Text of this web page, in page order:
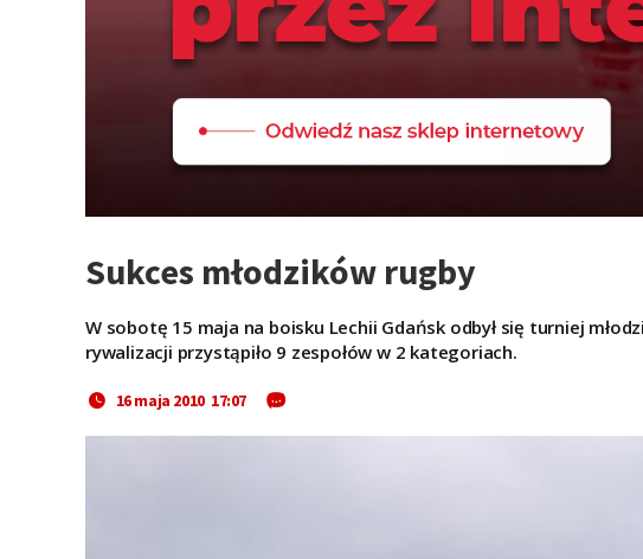
Sukces młodzików rugby
W sobotę 15 maja na boisku Lechii Gdańsk odbył się turniej
rywalizacji przystąpiło 9 zespołów w 2 kategoriach.
16 maja 2010 17:07